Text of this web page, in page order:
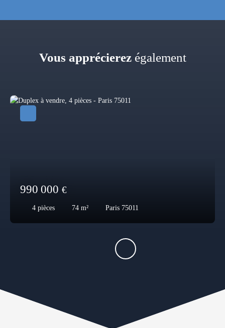
Vous apprécierezégalement
990 000 €
4 pièces 74 m² Paris 75011